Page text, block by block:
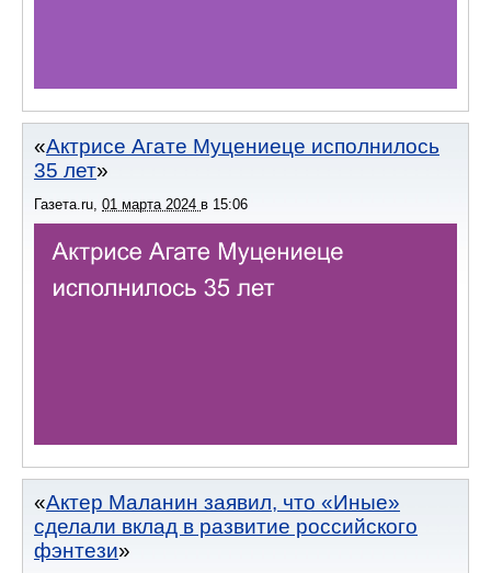
Актрисе Агате Муцениеце исполнилось
35 лет
Газета.ru 01 марта 2024 в 15:06
Актер Маланин заявил, что «Иные»
сделали вклад в развитие российского
фэнтези